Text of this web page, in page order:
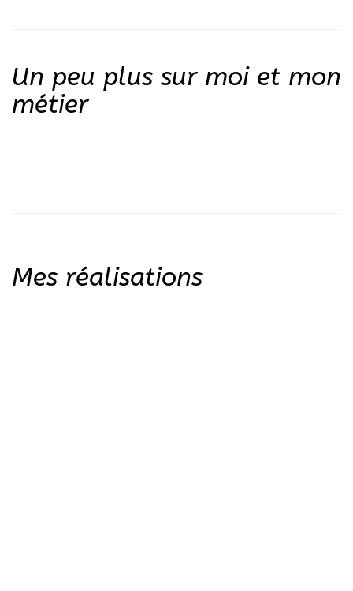
Un peu plus sur moi et mon
métier
Mes réalisations